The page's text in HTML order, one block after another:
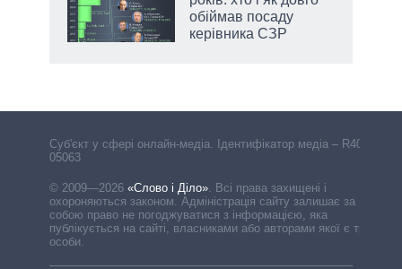
обіймав посаду
керівника СЗР
Cуб'єкт у сфері онлайн-медіа. Ідентифікатор медіа – R40-
05063
© 2009—2026 «Слово і Діло». Всі права захищені і
охороняються законом. Адміністрація сайту залишає за
собою право не погоджуватися з інформацією, яка
публікується на сайті, власниками або авторами якої є треті
особи.